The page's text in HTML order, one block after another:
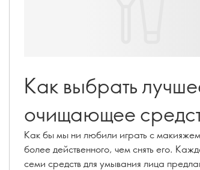
Как выбрать
очищающее
вашего типа кожи
Как бы мы ни любили играть с
более действенного, чем снять его.
семи средств для умывания лица